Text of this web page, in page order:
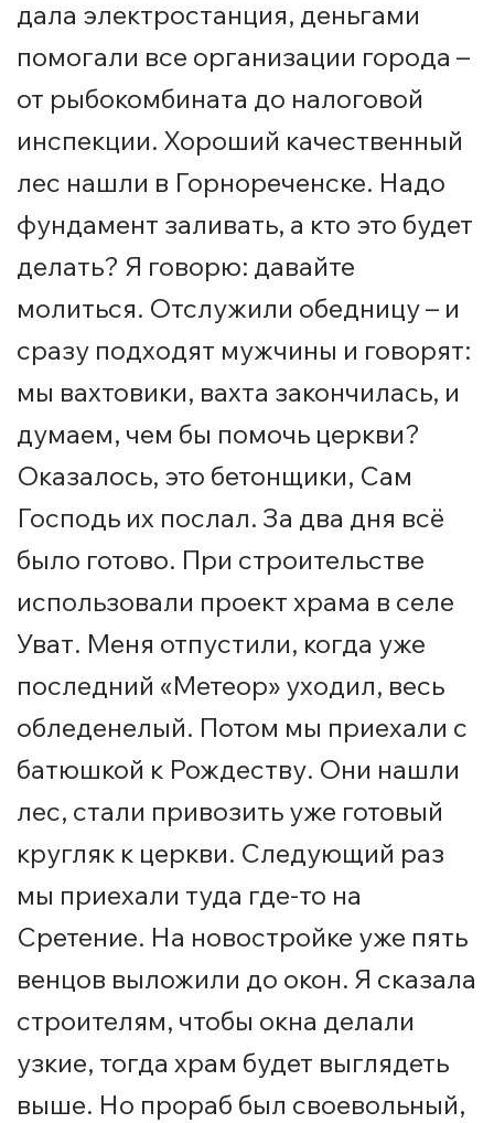
дала электростанция, деньгами
помогали все организации города –
от рыбокомбината до налоговой
инспекции. Хороший качественный
лес нашли в Горнореченске. Надо
фундамент заливать, а кто это будет
делать? Я говорю: давайте
молиться. Отслужили обедницу – и
сразу подходят мужчины и говорят:
мы вахтовики, вахта закончилась, и
думаем, чем бы помочь церкви?
Оказалось, это бетонщики, Сам
Господь их послал. За два дня всё
было готово. При строительстве
использовали проект храма в селе
Уват. Меня отпустили, когда уже
последний «Метеор» уходил, весь
обледенелый. Потом мы приехали с
батюшкой к Рождеству. Они нашли
лес, стали привозить уже готовый
кругляк к церкви. Следующий раз
мы приехали туда где-то на
Сретение. На новостройке уже пять
венцов выложили до окон. Я сказала
строителям, чтобы окна делали
узкие, тогда храм будет выглядеть
выше. Но прораб был своевольный,